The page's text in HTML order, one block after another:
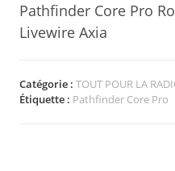
Pathfinder Core Pro
Livewire Axia
Catégorie :TOUT POUR LA
Étiquette : Pathfinder Core Pro